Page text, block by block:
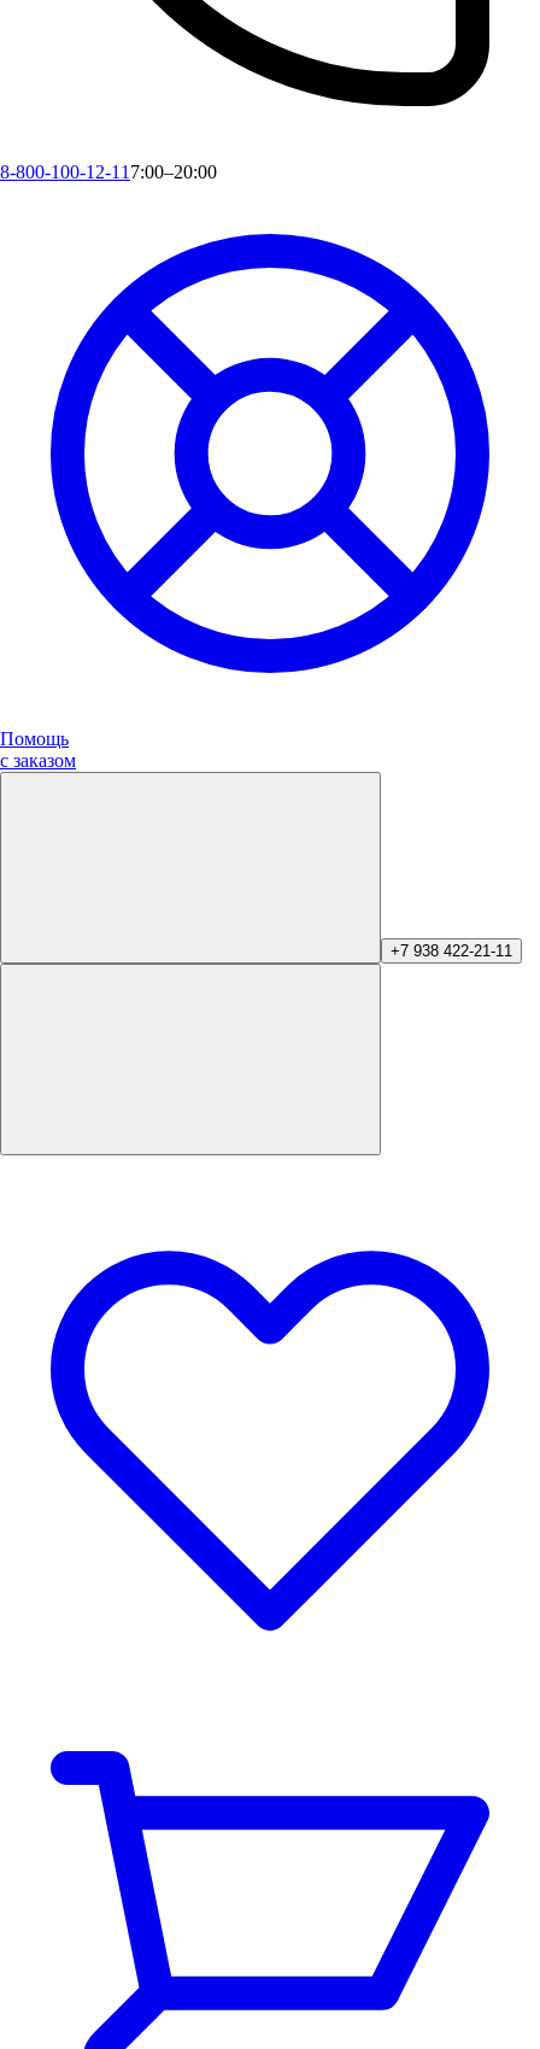
8-800-100-12-11 7:00–20:00
Помощь
с заказом
+7 938 422-21-11